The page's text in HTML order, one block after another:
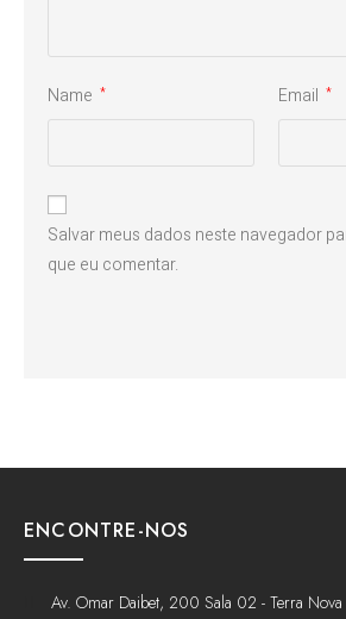
Name * Email *
Salvar meus dados neste navegador
que eu comentar.
ENCONTRE-NOS
Av. Omar Daibet, 200 Sala 02 - Terra Nova